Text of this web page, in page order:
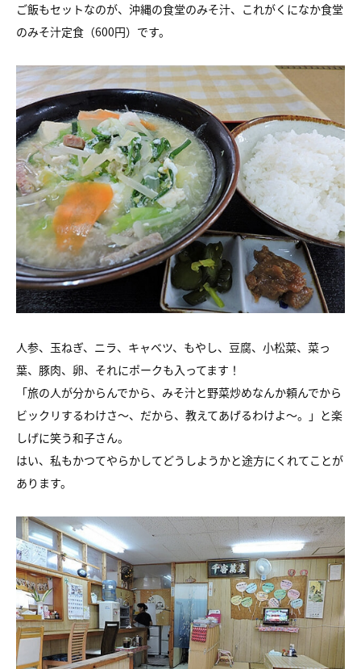
ご飯もセットなのが、沖縄の食堂のみそ汁、これがくになか食堂
のみそ汁定食（600円）です。
人参、玉ねぎ、ニラ、キャベツ、もやし、豆腐、小松菜、菜っ
葉、豚肉、卵、それにポークも入ってます！
「旅の人が分からんでから、みそ汁と野菜炒めなんか頼んでから
ビックリするわけさ～、だから、教えてあげるわけよ～。」と楽
しげに笑う和子さん。
はい、私もかつてやらかしてどうしようかと途方にくれてことが
あります。